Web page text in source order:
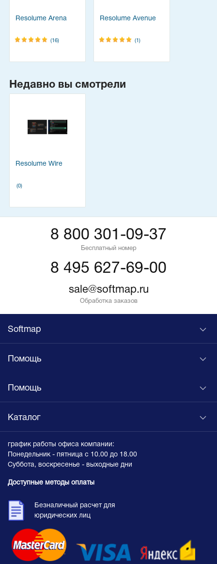
Resolume Arena
(16)
Resolume Avenue
(1)
Недавно вы смотрели
Resolume Wire
(0)
8 800 301-09-37
Бесплатный номер
8 495 627-69-00
sale@softmap.ru
Обработка заказов
Softmap
Помощь
Помощь
Каталог
график работы офиса компании:
Понедельник - пятница с 10.00 до 18.00
Суббота, воскресенье - выходные дни
Доступные методы оплаты
Безналичный расчет для
юридических лиц